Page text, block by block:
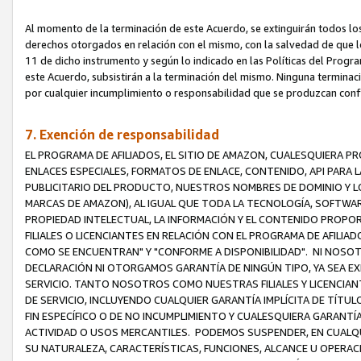
Al momento de la terminación de este Acuerdo, se extinguirán todos
derechos otorgados en relación con el mismo, con la salvedad de
11 de dicho instrumento y según lo indicado en las Políticas del
este Acuerdo, subsistirán a la terminación del mismo. Ninguna
por cualquier incumplimiento o responsabilidad que se produzcan
7. Exención de responsabilidad
EL PROGRAMA DE AFILIADOS, EL SITIO DE AMAZON, CUALESQUIERA
ENLACES ESPECIALES, FORMATOS DE ENLACE, CONTENIDO, API
PUBLICITARIO DEL PRODUCTO, NUESTROS NOMBRES DE DOMINIO Y
MARCAS DE AMAZON), AL IGUAL QUE TODA LA TECNOLOGÍA,
PROPIEDAD INTELECTUAL, LA INFORMACIÓN Y EL CONTENIDO
FILIALES O LICENCIANTES EN RELACIÓN CON EL PROGRAMA DE
COMO SE ENCUENTRAN" Y "CONFORME A DISPONIBILIDAD". NI
DECLARACIÓN NI OTORGAMOS GARANTÍA DE NINGÚN TIPO, YA SEA
SERVICIO. TANTO NOSOTROS COMO NUESTRAS FILIALES Y
DE SERVICIO, INCLUYENDO CUALQUIER GARANTÍA IMPLÍCITA DE
FIN ESPECÍFICO O DE NO INCUMPLIMIENTO Y CUALESQUIERA
ACTIVIDAD O USOS MERCANTILES. PODEMOS SUSPENDER, EN
SU NATURALEZA, CARACTERÍSTICAS, FUNCIONES, ALCANCE U